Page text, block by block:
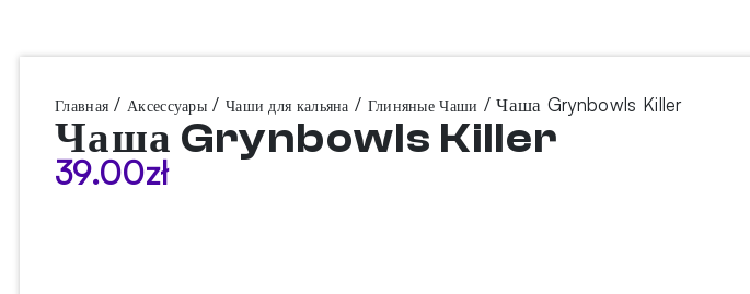
Главная / Аксессуары / Чаши для кальяна / Глиняные Чаши / Чаша Grynbowls Killer
Чаша Grynbowls Killer
39.00zł